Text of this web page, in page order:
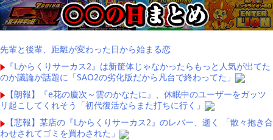
先輩と後輩、距離が変わった日から始まる恋
『Lからくりサーカス2』は新筐体じゃなかったらもっと人気が出てた
のか議論が話題に「SAO2の劣化版だから凡台で終わってた」
【朗報】『e花の慶次～雲のかなたに』、休眠中のユーザーをガッツ
リ起こしてくれそう「初代復活ならまた打ちに行く」
【悲報】某店の『Lからくりサーカス2』のレバー、逝く 「散々抱き合
わせされてゴミを買わされた」